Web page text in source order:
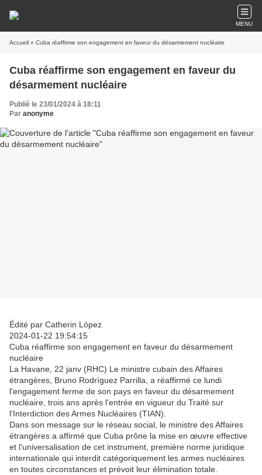
MENU
Accueil » Cuba réaffirme son engagement en faveur du désarmement nucléaire
Cuba réaffirme son engagement en faveur du
désarmement nucléaire
Publié le 23/01/2024 à 18:11
Par anonyme
Édité par Catherin López
2024-01-22 19:54:15
Cuba réaffirme son engagement en faveur du désarmement
nucléaire
La Havane, 22 janv (RHC) Le ministre cubain des Affaires
étrangères, Bruno Rodríguez Parrilla, a réaffirmé ce lundi
l'engagement ferme de son pays en faveur du désarmement
nucléaire, trois ans après l'entrée en vigueur du Traité sur
l'Interdiction des Armes Nucléaires (TIAN).
Dans son message sur le réseau social, le ministre des Affaires
étrangères a affirmé que Cuba prône la mise en œuvre effective
et l'universalisation de cet instrument, première norme juridique
internationale qui interdit catégoriquement les armes nucléaires
en toutes circonstances et prévoit leur élimination totale.